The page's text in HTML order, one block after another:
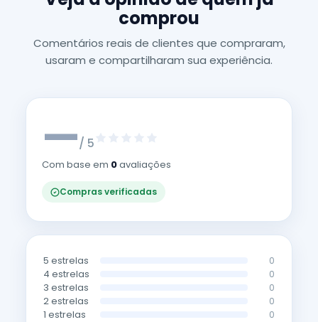
comprou
Comentários reais de clientes que compraram,
usaram e compartilharam sua experiência.
—/ 5
Com base em 0avaliações
Compras verificadas
5 estrelas 0
4 estrelas 0
3 estrelas 0
2 estrelas 0
1 estrelas 0